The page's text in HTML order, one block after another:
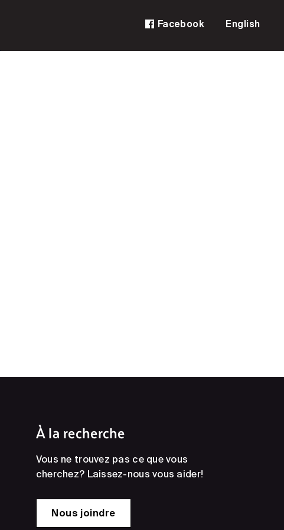
Facebook English
À la recherche
Vous ne trouvez pas ce que vous
cherchez? Laissez-nous vous aider!
Nous joindre